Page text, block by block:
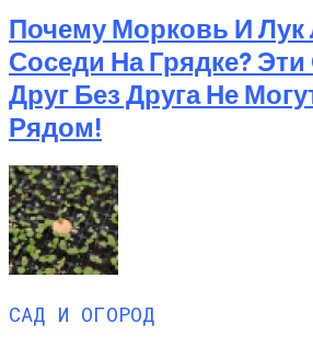
Почему Морковь И
Соседи На Грядке?
Друг Без Друга Не
Рядом!
САД И ОГОРОД